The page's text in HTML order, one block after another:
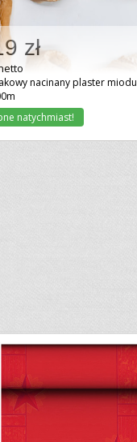
Dodaj do koszyka
zł
nacinany plaster miodu
natychmiast!